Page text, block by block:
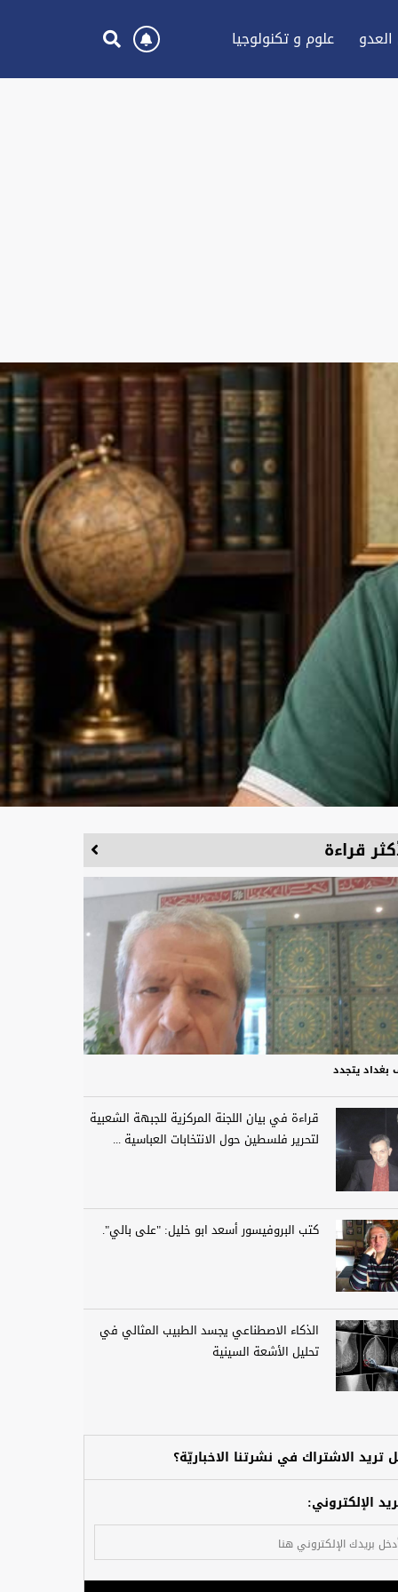
علوم و تكنولوجيا
قراءة
بغداد يتجدد
قراءة في بيان اللجنة المركزية للجبهة الشعبية
لتحرير فلسطين حول الانتخابات العباسية ...
كتب البروفيسور أسعد ابو خليل: "على بالي".
الذكاء الاصطناعي يجسد الطبيب المثالي في
تحليل الأشعة السينية
تريد الاشتراك في نشرتنا الاخباريّة؟
الإلكتروني: